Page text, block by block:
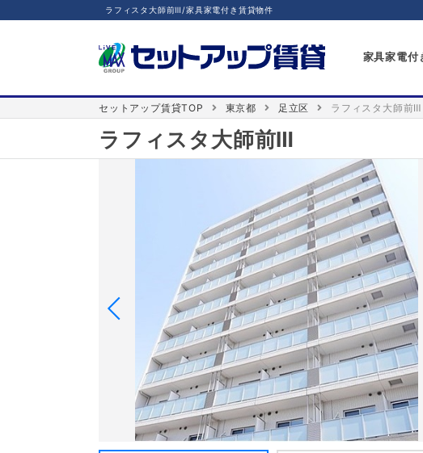
ラフィスタ大師前Ⅲ/家具家電付き賃貸物件
家具家電付
セットアップ賃貸TOP 東京都 足立区 ラフィスタ大師前Ⅲ
ラフィスタ大師前Ⅲ